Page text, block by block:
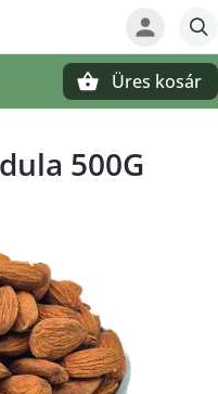
Üres kosár
500G